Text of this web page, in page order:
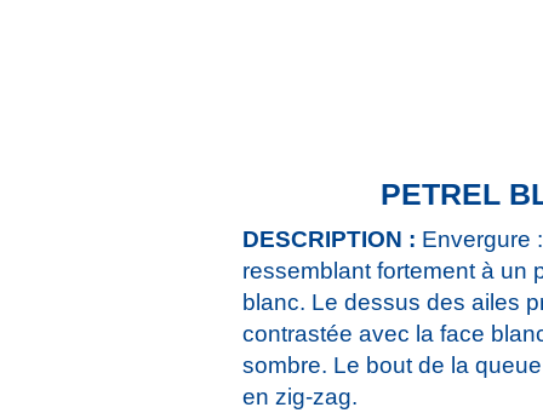
PETREL
DESCRIPTION : Envergure
ressemblant fortement à un
blanc. Le dessus des ailes
contrastée avec la face
sombre. Le bout de la
en zig-zag.